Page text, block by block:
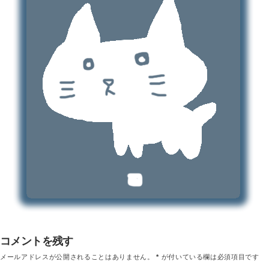
コメントを残す
メールアドレスが公開されることはありません。 * が付いている欄は必須項目です